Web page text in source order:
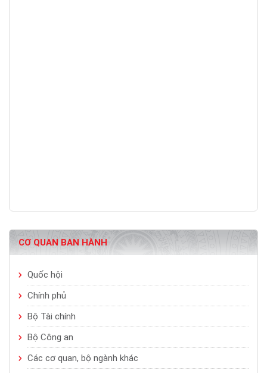
CƠ QUAN BAN HÀNH
Quốc hội
Chính phủ
Bộ Tài chính
Bộ Công an
Các cơ quan, bộ ngành khác